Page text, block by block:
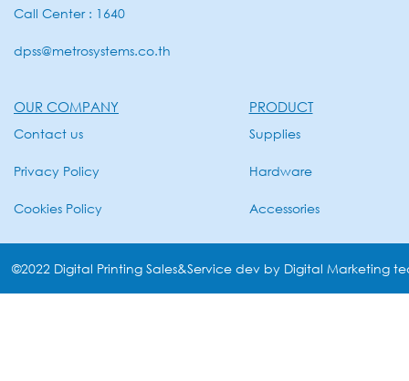
Call Center : 1640
dpss@metrosystems.co.th
OUR COMPANY
Contact us
Privacy Policy
Cookies Policy
PRODUCT
Supplies
Hardware
Accessories
©2022 Digital Printing Sales&Service dev by Digital Marketing